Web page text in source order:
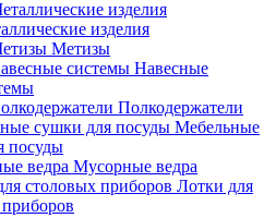
изделия
Метизы
Навесные
Полкодержатели
Мебельные
посуды
Мусорные ведра
Лотки для